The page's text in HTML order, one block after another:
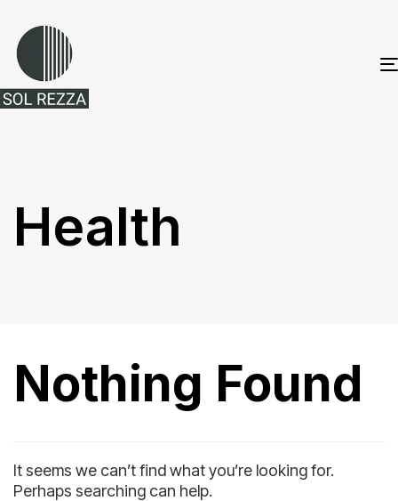
Health
Nothing Found
It seems we can’t find what you’re looking for.
Perhaps searching can help.